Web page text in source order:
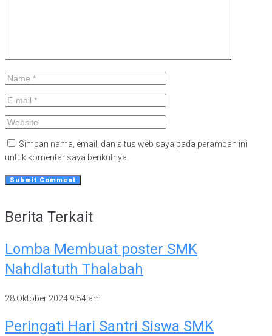
Simpan nama, email, dan situs web saya pada peramban ini
untuk komentar saya berikutnya.
Berita Terkait
Lomba Membuat poster SMK
Nahdlatuth Thalabah
28 Oktober 2024 9:54 am
Peringati Hari Santri Siswa SMK